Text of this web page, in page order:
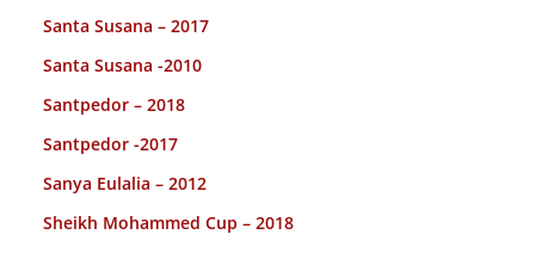
Santa Susana – 2017
Santa Susana -2010
Santpedor – 2018
Santpedor -2017
Sanya Eulalia – 2012
Sheikh Mohammed Cup – 2018